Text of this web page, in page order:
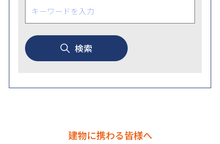
検索
建物に携わる皆様へ